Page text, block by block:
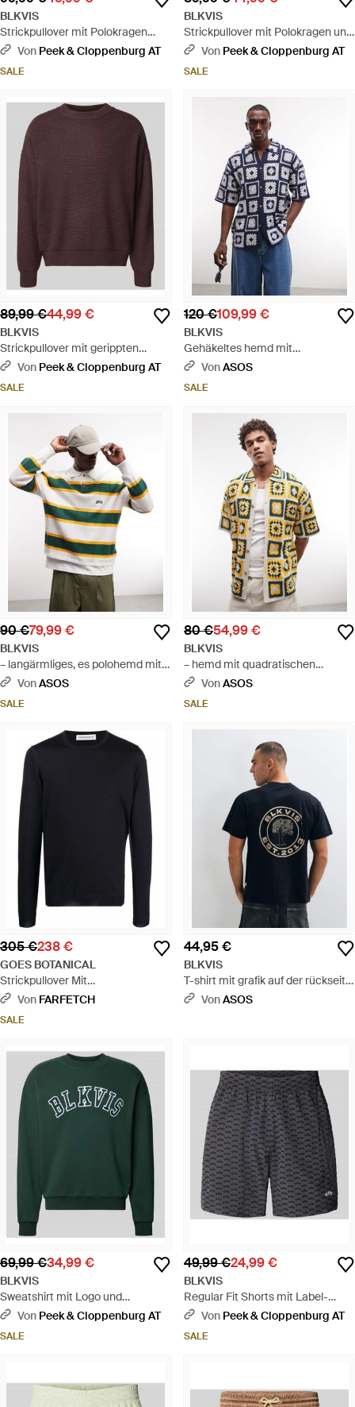
BLKVIS
Strickpullover mit Polokragen
Modell 'Script' - Natur
Von Peek & Cloppenburg AT
SALE
BLKVIS
Strickpullover mit Polokragen und
Label-Stitching - Grün
Von Peek & Cloppenburg AT
SALE
89,99 €44,99 €
BLKVIS
Strickpullover mit gerippten
Abschlüssen Modell 'Script' -
Von Peek & Cloppenburg AT
SALE
120 €109,99 €
BLKVIS
Gehäkeltes hemd mit
quadratmuster - Blau
VonASOS
SALE
90 €79,99 €
BLKVIS
– langärmliges, es polohemd mit
zopfmuster und streifen - Grün
VonASOS
SALE
80 €54,99 €
BLKVIS
– hemd mit quadratischen
häkelmustern - Mettallic
VonASOS
SALE
305 €238 €
GOES BOTANICAL
Strickpullover Mit
Rundhalsausschnitt - Blau
Von FARFETCH
SALE
44,95 €
BLKVIS
T-shirt mit grafik auf der rückseite
- Blau
VonASOS
69,99 €34,99 €
BLKVIS
Sweatshirt mit Logo und
Rundhalsausschnitt - Grün
Von Peek & Cloppenburg AT
SALE
49,99 €24,99 €
BLKVIS
Regular Fit Shorts mit Label-
Stitching - Grau
Von Peek & Cloppenburg AT
SALE